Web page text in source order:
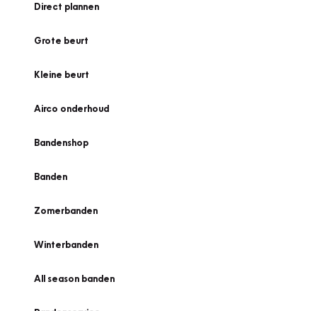
Direct plannen
Grote beurt
Kleine beurt
Airco onderhoud
Bandenshop
Banden
Zomerbanden
Winterbanden
All season banden